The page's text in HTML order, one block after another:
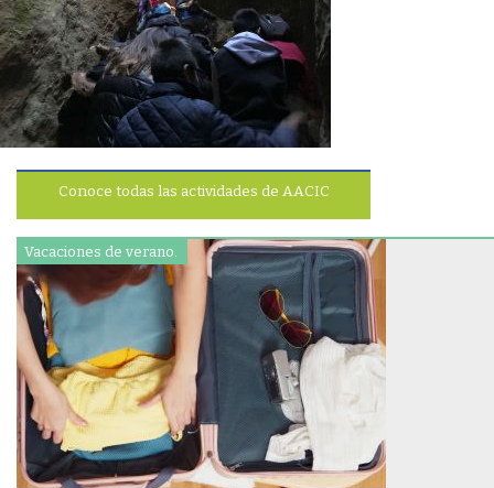
Conoce todas las actividades de AACIC
Vacaciones de verano.